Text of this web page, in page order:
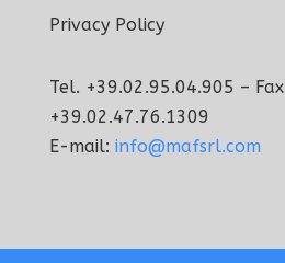
Privacy Policy
Tel. +39.02.95.04.905 – Fax
+39.02.47.76.1309
E-mail: info@mafsrl.com